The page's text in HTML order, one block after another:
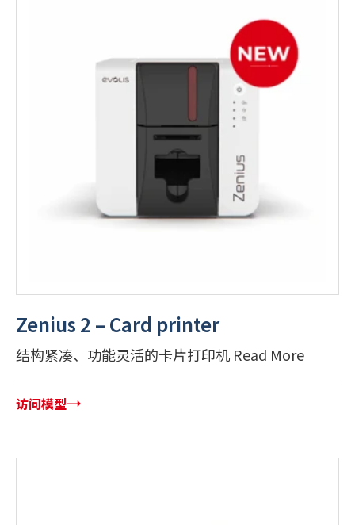
Zenius 2 – Card printer
结构紧凑、功能灵活的卡片打印机 Read More
访问模型